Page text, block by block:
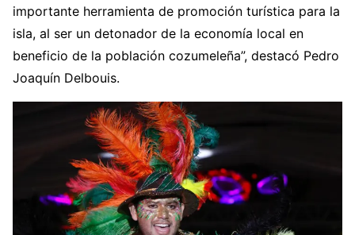
importante herramienta de promoción turística para la
isla, al ser un detonador de la economía local en
beneficio de la población cozumeleña”, destacó Pedro
Joaquín Delbouis.